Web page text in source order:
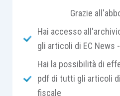
basato sui dati delle
delle operazioni
dei corrispettivi
l’Agenzia delle entrate
soggetti passivi dell’Iva
Italia, nell’area
Grazie
Hai accesso
gli articoli di EC News
Hai la possibilità di
pdf di tutti gli articoli
fiscale